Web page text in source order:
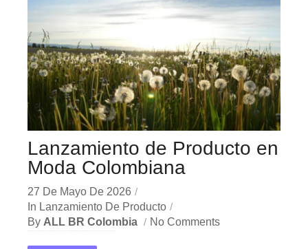
Lanzamiento de Producto en
Moda Colombiana
27 De Mayo De 2026
In Lanzamiento De Producto
By ALL BR Colombia No Comments